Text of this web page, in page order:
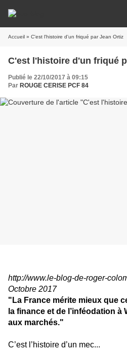
Accueil » C'est l'histoire d'un friqué par Jean Ortiz
C'est l'histoire d'un friqué
Publié le 22/10/2017 à 09:15
Par ROUGE CERISE PCF 84
http://www.le-blog-de-roger-
Octobre 2017
"La France mérite mieux que
la finance et de l’inféodation à
aux marchés."
C’est l’histoire d’un mec...